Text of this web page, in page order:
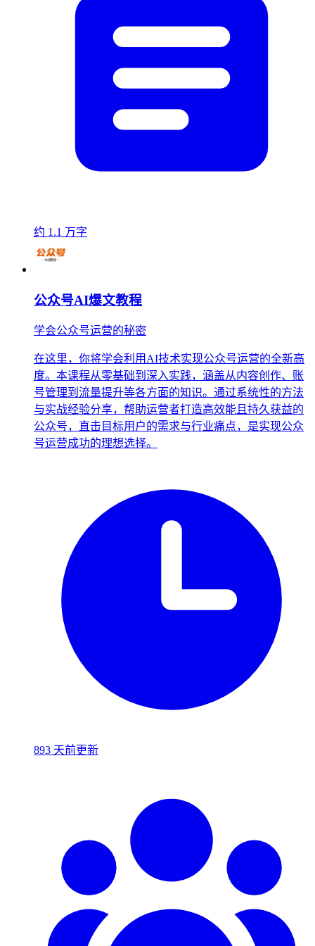
约 1.1 万字
公众号AI爆文教程
学会公众号运营的秘密
在这里，你将学会利用AI技术实现公众号运营的全新高
度。本课程从零基础到深入实践，涵盖从内容创作、账
号管理到流量提升等各方面的知识。通过系统性的方法
与实战经验分享，帮助运营者打造高效能且持久获益的
公众号，直击目标用户的需求与行业痛点，是实现公众
号运营成功的理想选择。
893 天前更新